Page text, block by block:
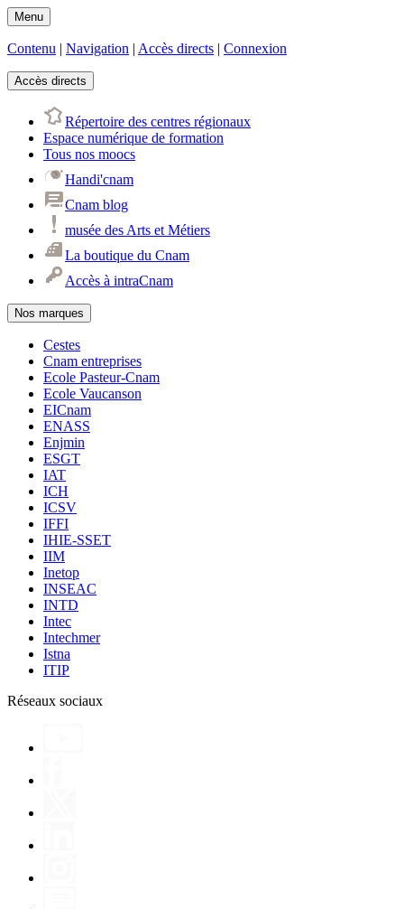
Menu
Contenu | Navigation | Accès directs | Connexion
Accès directs
Répertoire des centres régionaux
Espace numérique de formation
Tous nos moocs
Handi'cnam
Cnam blog
musée des Arts et Métiers
La boutique du Cnam
Accès à intraCnam
Nos marques
Cestes
Cnam entreprises
Ecole Pasteur-Cnam
Ecole Vaucanson
EICnam
ENASS
Enjmin
ESGT
IAT
ICH
ICSV
IFFI
IHIE-SSET
IIM
Inetop
INSEAC
INTD
Intec
Intechmer
Istna
ITIP
Réseaux sociaux